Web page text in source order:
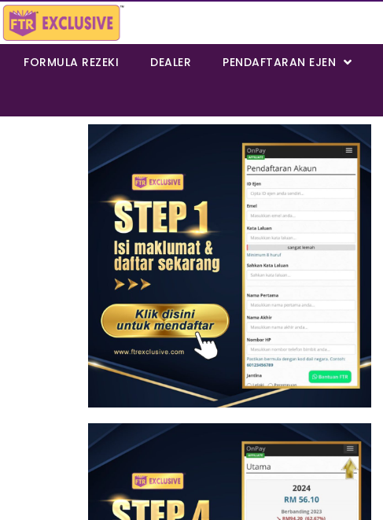
FORMULA REZEKI DEALER PENDAFTARAN EJEN